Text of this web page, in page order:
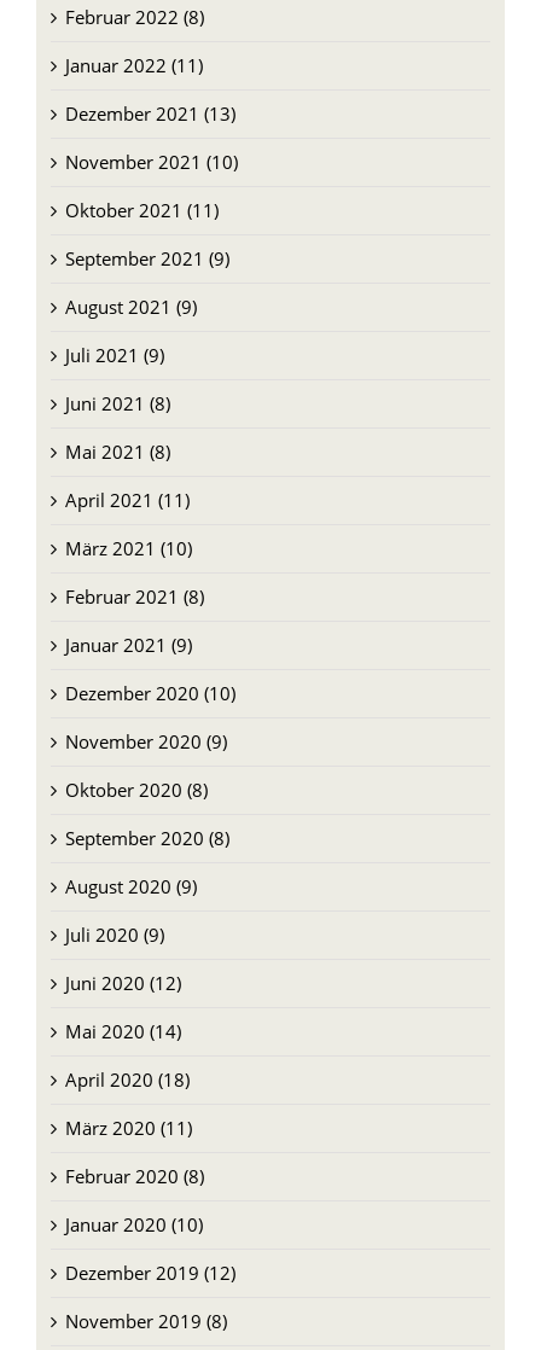
Januar 2022 (11)
Dezember 2021 (13)
November 2021 (10)
Oktober 2021 (11)
September 2021 (9)
August 2021 (9)
Juli 2021 (9)
Juni 2021 (8)
Mai 2021 (8)
April 2021 (11)
März 2021 (10)
Februar 2021 (8)
Januar 2021 (9)
Dezember 2020 (10)
November 2020 (9)
Oktober 2020 (8)
September 2020 (8)
August 2020 (9)
Juli 2020 (9)
Juni 2020 (12)
Mai 2020 (14)
April 2020 (18)
März 2020 (11)
Februar 2020 (8)
Januar 2020 (10)
Dezember 2019 (12)
November 2019 (8)
Oktober 2019 (9)